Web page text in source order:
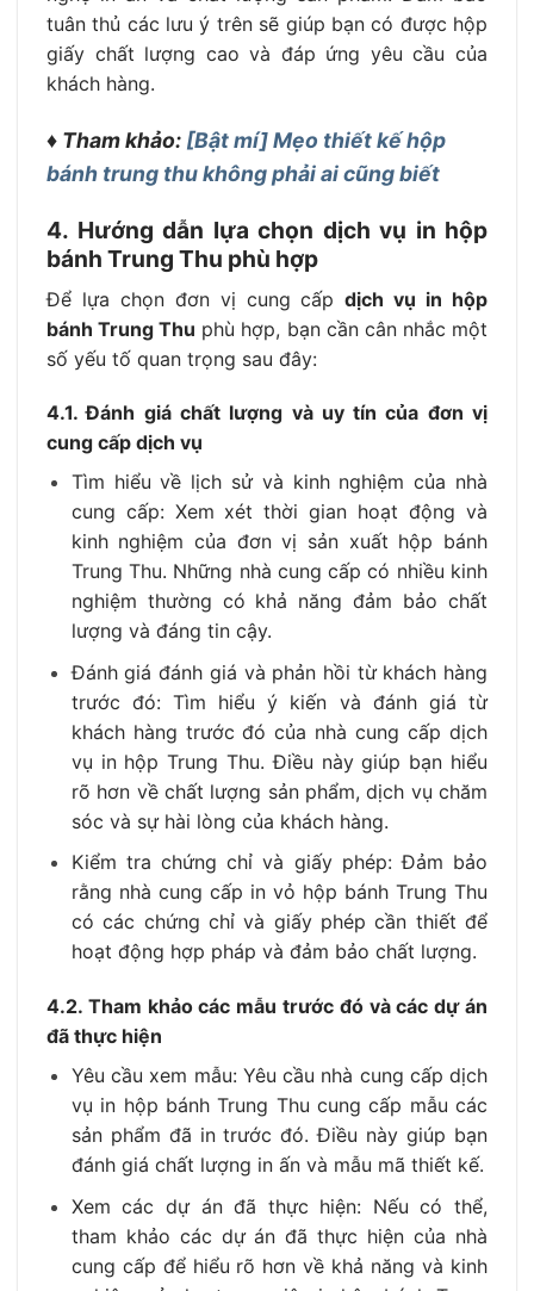
tuân thủ các lưu ý trên sẽ giúp bạn có được hộp
giấy chất lượng cao và đáp ứng yêu cầu của
khách hàng.
♦ Tham khảo: [Bật mí] Mẹo thiết kế hộp
bánh trung thu không phải ai cũng biết
4. Hướng dẫn lựa chọn dịch vụ in hộp
bánh Trung Thu phù hợp
Để lựa chọn đơn vị cung cấpdịch vụ in hộp
bánh Trung Thu phù hợp, bạn cần cân nhắc một
số yếu tố quan trọng sau đây:
4.1. Đánh giá chất lượng và uy tín của đơn vị
cung cấp dịch vụ
Tìm hiểu về lịch sử và kinh nghiệm của nhà
cung cấp: Xem xét thời gian hoạt động và
kinh nghiệm của đơn vị sản xuất hộp bánh
Trung Thu. Những nhà cung cấp có nhiều kinh
nghiệm thường có khả năng đảm bảo chất
lượng và đáng tin cậy.
Đánh giá đánh giá và phản hồi từ khách hàng
trước đó: Tìm hiểu ý kiến và đánh giá từ
khách hàng trước đó của nhà cung cấp dịch
vụ in hộp Trung Thu. Điều này giúp bạn hiểu
rõ hơn về chất lượng sản phẩm, dịch vụ chăm
sóc và sự hài lòng của khách hàng.
Kiểm tra chứng chỉ và giấy phép: Đảm bảo
rằng nhà cung cấp in vỏ hộp bánh Trung Thu
có các chứng chỉ và giấy phép cần thiết để
hoạt động hợp pháp và đảm bảo chất lượng.
4.2. Tham khảo các mẫu trước đó và các dự án
đã thực hiện
Yêu cầu xem mẫu: Yêu cầu nhà cung cấp dịch
vụ in hộp bánh Trung Thu cung cấp mẫu các
sản phẩm đã in trước đó. Điều này giúp bạn
đánh giá chất lượng in ấn và mẫu mã thiết kế.
Xem các dự án đã thực hiện: Nếu có thể,
tham khảo các dự án đã thực hiện của nhà
cung cấp để hiểu rõ hơn về khả năng và kinh